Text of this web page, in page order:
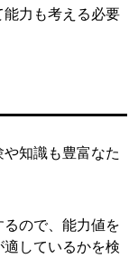
力も考える必要
知識も豊富なた
ので、能力値を
しているかを検